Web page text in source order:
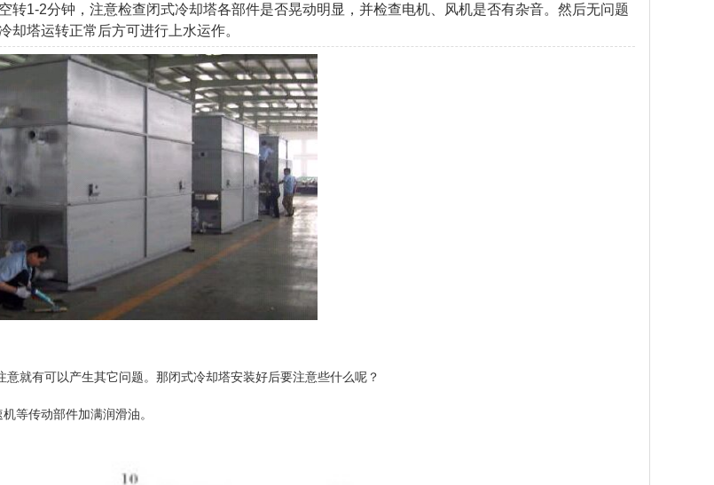
1-2分钟，注意检查闭式冷却塔各部件是否晃动明显，并检查电机、风机是否有杂音。然后无问题
塔运转正常后方可进行上水运作。
就有可以产生其它问题。那闭式冷却塔安装好后要注意些什么呢？
等传动部件加满润滑油。